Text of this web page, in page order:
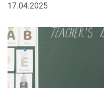
17.04.2025